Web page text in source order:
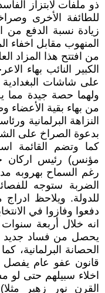
ذو ملفات لابتزاز
للطائفة الأخرى
زيادة نسبة الدفع من
المنهوب مقابل اخفاء
من افتتح هذا المزاد
الكبير النائب بهاء
على شاشات البغدادية
ولهما حصة جيدة مما
من بهاء بقية الأعضاء
النزاهة البرلمانية
بدعوة الصراخ على
كما وتضم القائمة
مؤنس) رئيس اركان
رغم السماح بهروبه
الضربة ستوجه
للدولة. ويلاحظ
دفعوا وفازوا في
انه خلال أربعة
يحصل من فساد جديد
الحصانة
قانون عفو عام
اخلاء سبيلهم حتى
القرن نور زهير